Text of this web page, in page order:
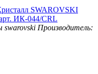
SWAROVSKI
ИК-044/CRL
Производитель: